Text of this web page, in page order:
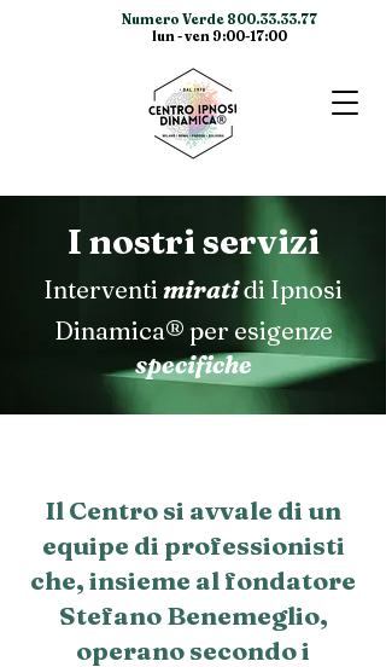
Numero Verde 800.33.33.77
lun - ven 9:00-17:00
I nostri servizi
Interventi miratidi Ipnosi
Dinamica® per esigenze
specifiche
Il Centro si avvale di un
equipe di professionisti
che, insieme al fondatore
Stefano Benemeglio,
operano secondo i